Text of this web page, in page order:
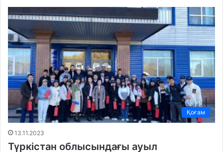
Қоғам
13.11.2023
Түркістан облысындағы ауыл